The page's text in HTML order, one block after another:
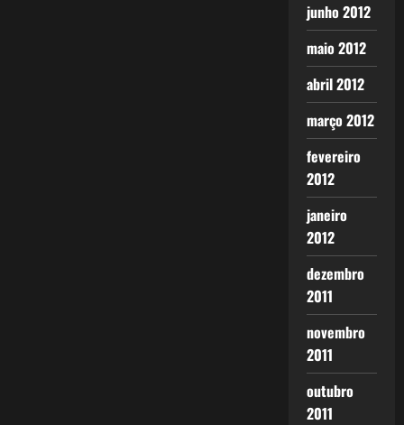
junho 2012
maio 2012
abril 2012
março 2012
fevereiro
2012
janeiro
2012
dezembro
2011
novembro
2011
outubro
2011